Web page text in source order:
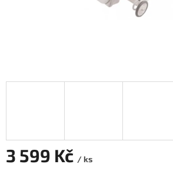
3 599 Kč / ks